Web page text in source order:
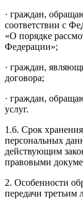
· граждан,
соответствии с
«О порядке
Федерации»;
· граждан,
договора;
· граждан,
услуг.
1.6. Срок
персональных
действующим
правовыми
2. Особенности
передачи третьим